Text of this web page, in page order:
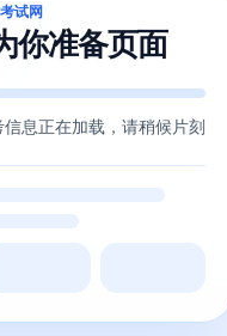
试网
你准备页面
息正在加载，请稍候片刻
友情链接
甘肃省教育
甘肃省教育厅
北辰留学教育
甘肃专升本